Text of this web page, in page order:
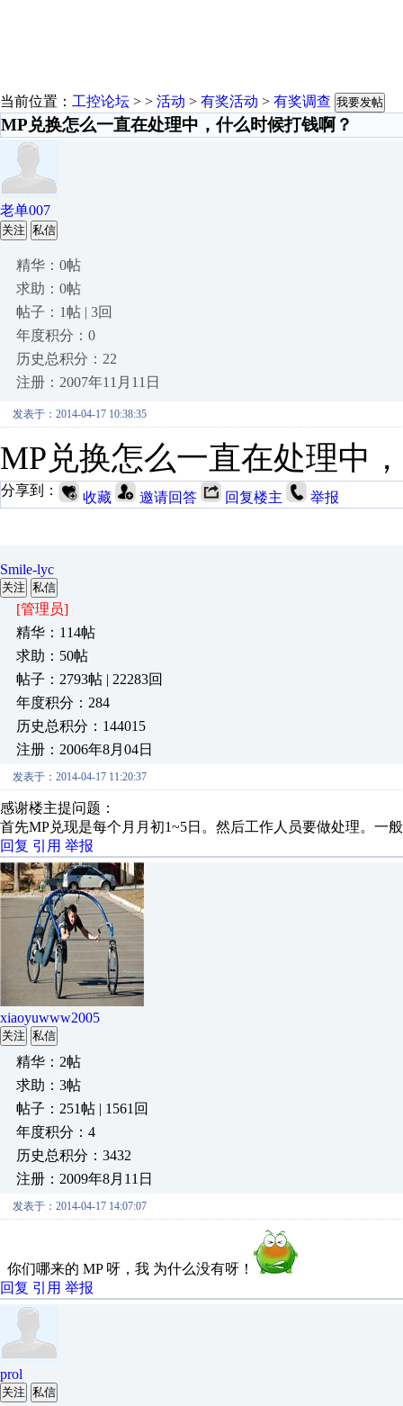
当前位置： 工控论坛 > > 活动 > 有奖活动 > 有奖调查 我要发帖
MP兑换怎么一直在处理中，什么时候打钱啊？
老单007
关注 私信
精华：0帖
求助：0帖
帖子：1帖 | 3回
年度积分：0
历史总积分：22
注册：2007年11月11日
发表于：2014-04-17 10:38:35
MP兑换怎么一直在处理中
分享到： 收藏 邀请回答 回复楼主 举报
Smile-lyc
关注 私信
[管理员]
精华：114帖
求助：50帖
帖子：2793帖 | 22283回
年度积分：284
历史总积分：144015
注册：2006年8月04日
发表于：2014-04-17 11:20:37
感谢楼主提问题：
首先MP兑现是每个月月初1~5日。然后工作人员要做处理。一
回复 引用 举报
xiaoyuwww2005
关注 私信
精华：2帖
求助：3帖
帖子：251帖 | 1561回
年度积分：4
历史总积分：3432
注册：2009年8月11日
发表于：2014-04-17 14:07:07
你们哪来的 MP 呀，我 为什么没有呀！
回复 引用 举报
prol
关注 私信